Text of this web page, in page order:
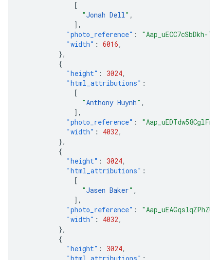
[
"Jonah Dell" ,
],
"photo_reference" :
"Aap_uECC7cSbDkh-
"width" : 6016,
},
{
"height" : 3024,
"html_attributions" :
[
"Anthony Huynh" ,
],
"photo_reference" :
"width" : 4032,
},
{
"height" : 3024,
"html_attributions" :
[
"Jasen Baker" ,
],
"photo_reference" :
"width" : 4032,
},
{
"height" : 3024,